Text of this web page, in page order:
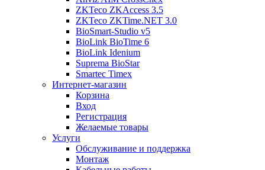
ZKTeco ZKAccess 3.5
ZKTeco ZKTime.NET 3.0
BioSmart-Studio v5
BioLink BioTime 6
BioLink Idenium
Suprema BioStar
Smartec Timex
Интернет-магазин
Корзина
Вход
Регистрация
Желаемые товары
Услуги
Обслуживание и поддержка
Монтаж